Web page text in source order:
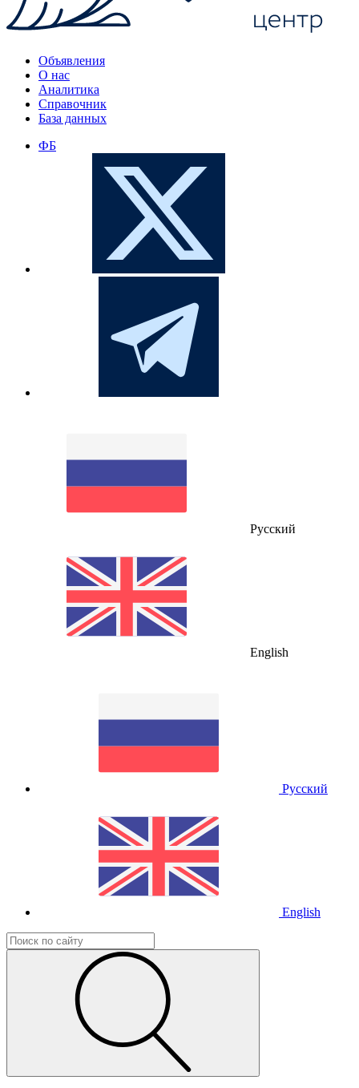
Объявления
О нас
Аналитика
Справочник
База данных
ФБ
Русский
English
Русский
English